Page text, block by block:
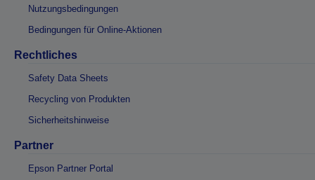
Nutzungsbedingungen
Bedingungen für Online-Aktionen
Rechtliches
Safety Data Sheets
Recycling von Produkten
Sicherheitshinweise
Partner
Epson Partner Portal